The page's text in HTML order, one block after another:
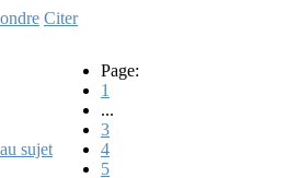
Citer
sujet
Page:
1
...
3
4
5